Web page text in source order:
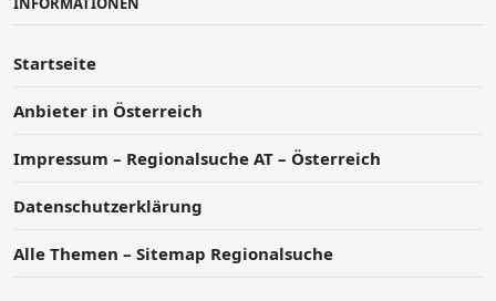
Startseite
Anbieter in Österreich
Impressum – Regionalsuche AT – Österreich
Datenschutzerklärung
Alle Themen – Sitemap Regionalsuche